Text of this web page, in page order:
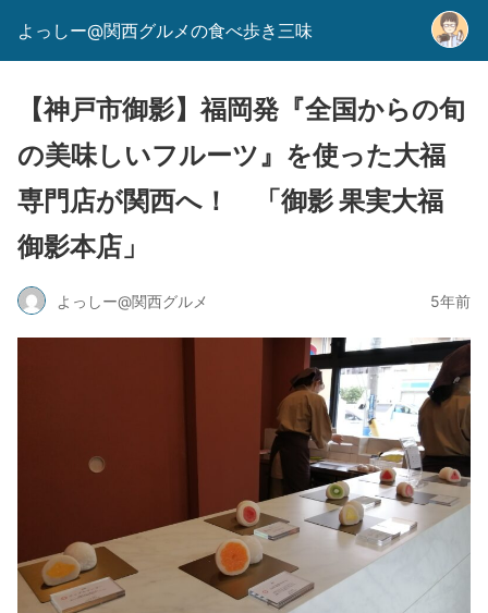
よっしー@関西グルメの食べ歩き三味
【神戸市御影】福岡発『全国からの旬
の美味しいフルーツ』を使った大福
専門店が関西へ！ 「御影 果実大福
御影本店」
よっしー@関西グルメ 5年前